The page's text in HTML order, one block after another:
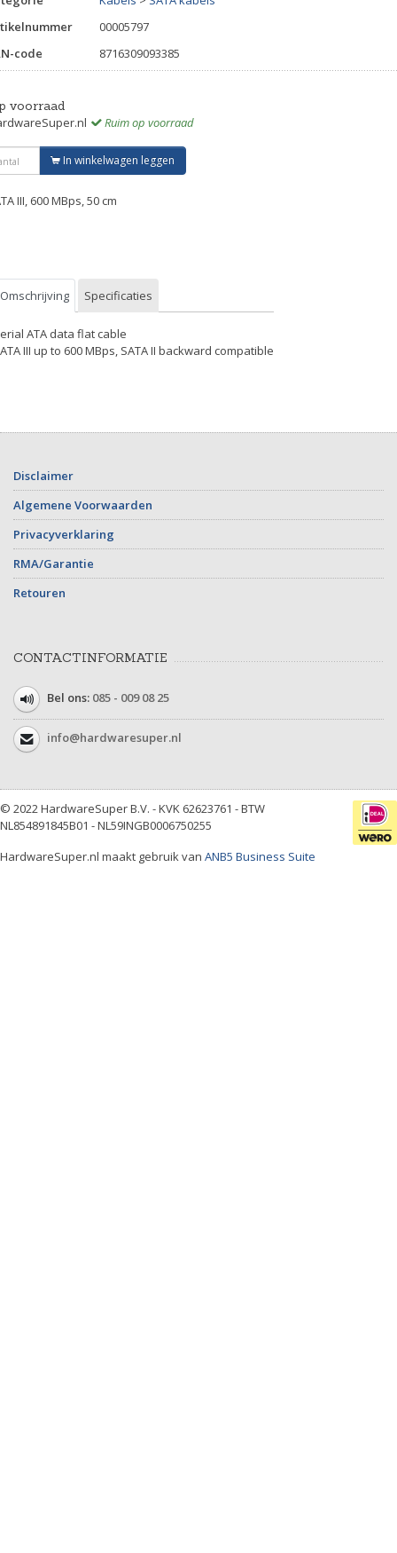
00005797
code
8716309093385
voorraad
Ruim op voorraad
In winkelwagen leggen
III, 600 MBps, 50 cm
Omschrijving Specificaties
ATA data flat cable
III up to 600 MBps, SATA II backward compatible
Disclaimer
Algemene Voorwaarden
Privacyverklaring
RMA/Garantie
Retouren
CONTACTINFORMATIE
Bel ons: 085 - 009 08 25
info@hardwaresuper.nl
© 2022 HardwareSuper B.V. - KVK 62623761 - BTW
NL854891845B01 - NL59INGB0006750255
HardwareSuper.nl maakt gebruik van ANB5 Business Suite